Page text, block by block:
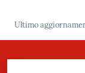
Casalfiumanese
Ultimo